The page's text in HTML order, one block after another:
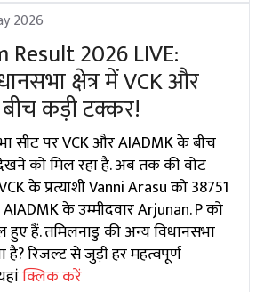
2026
Result 2026 LIVE:
क्षेत्र में VCK और
कड़ी टक्कर!
सीट पर VCK और AIADMK के बीच
को मिल रहा है. अब तक की वोट
के प्रत्याशी Vanni Arasu को 38751
के उम्मीदवार Arjunan. P को
हुए हैं. तमिलनाडु की अन्य विधानसभा
है? रिजल्ट से जुड़ी हर महत्वपूर्ण
क्लिक करें